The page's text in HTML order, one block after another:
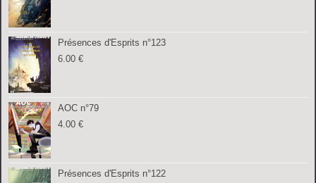
Présences d'Esprits n°123
6.00€
AOC n°79
4.00€
Présences d'Esprits n°122